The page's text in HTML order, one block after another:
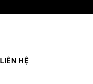
LIÊN HỆ